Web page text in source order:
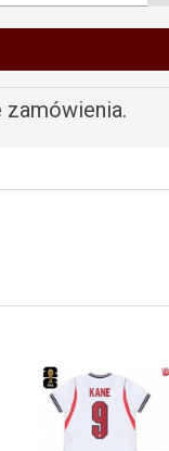
zamówienia.